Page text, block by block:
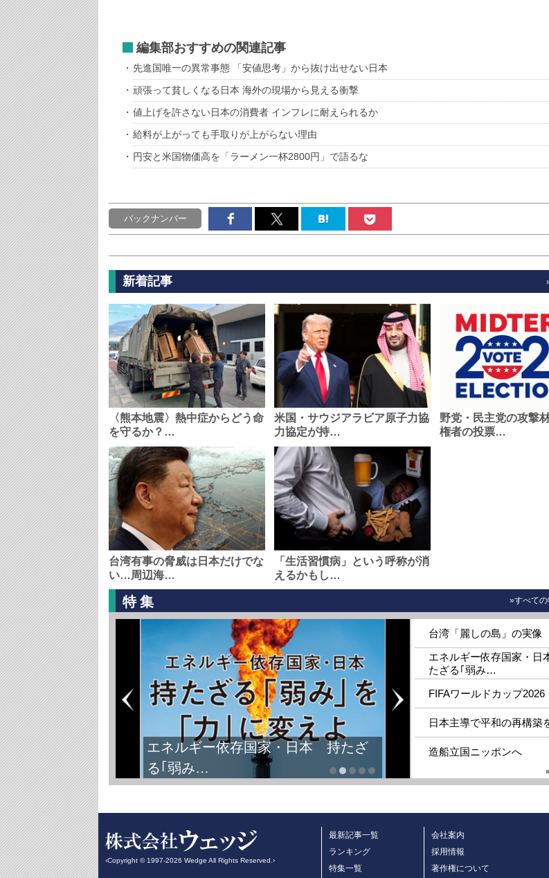
編集部おすすめの関連記事
先進国唯一の異常事態 「安値思考」から抜け出せない日本
頑張って貧しくなる日本 海外の現場から見える衝撃
値上げを許さない日本の消費者 インフレに耐えられるか
給料が上がっても手取りが上がらない理由
円安と米国物価高を「ラーメン一杯2800円」で語るな
バックナンバー
新着記事
〈熊本地震〉熱中症からどう命
を守るか？…
米国・サウジアラビア原子力協
力協定が持…
野党・民主党の攻撃
権者の投票…
台湾有事の脅威は日本だけでな
い…周辺海…
「生活習慣病」という呼称が消
えるかもし…
特集 »すべて
エネルギー依存国家・日本 持たざ
る｢弱み…
台湾「麗しの島」の実像
エネルギー依存国家・
たざる｢弱み…
FIFAワールドカップ2026
日本主導で平和の再構築
造船立国ニッポンへ
‹Copyright © 1997-2026 Wedge All Rights Reserved.›
最新記事一覧
ランキング
特集一覧
会社案内
採用情報
著作権について